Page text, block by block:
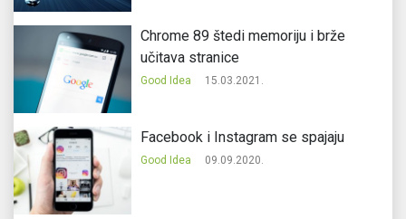
Chrome 89 štedi memoriju i brže
učitava stranice
Good Idea 15.03.2021.
Facebook i Instagram se spajaju
Good Idea 09.09.2020.